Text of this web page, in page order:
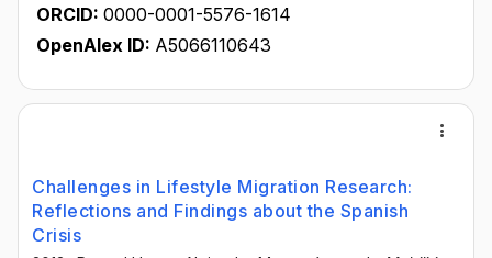
ORCID: 0000-0001-5576-1614
OpenAlex ID: A5066110643
Challenges in Lifestyle Migration Research:
Reflections and Findings about the Spanish
Crisis